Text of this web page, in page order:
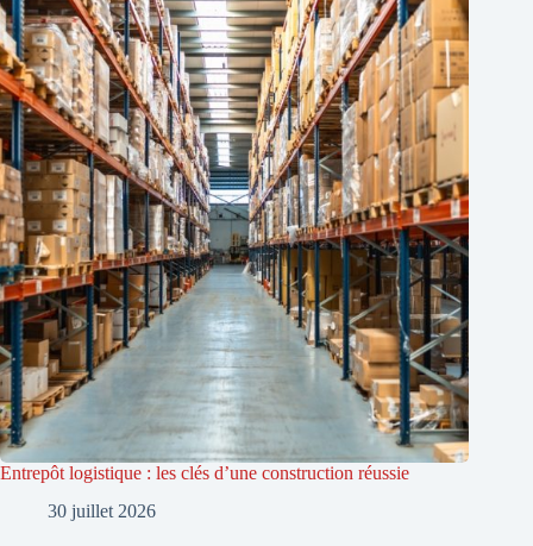
Entrepôt logistique : les clés d’une construction réussie
30 juillet 2026